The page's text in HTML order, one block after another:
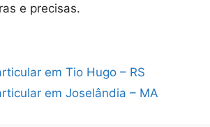
e precisas.
em Tio Hugo – RS
em Joselândia – MA